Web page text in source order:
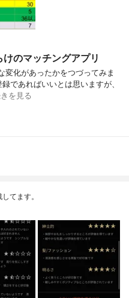
のマッチングアプリ
変化があったかをつづってみま
であればいいとは思いますが、
を見る
てます。